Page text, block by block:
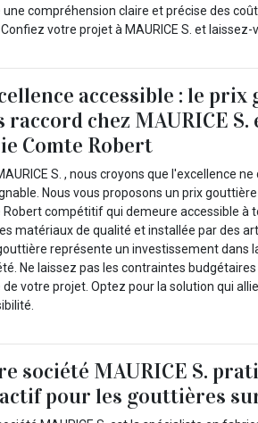
une compréhension claire et précise des
votre projet à MAURICE S. et laissez-
accessible : le
raccord chez MAURICE
Comte Robert
S. , nous croyons que l'excellence
Nous vous proposons un prix
Robert compétitif qui demeure accessible à
matériaux de qualité et installée par des
représente un investissement dans
Ne laissez pas les contraintes
de votre projet. Optez pour la solution qui
société MAURICE S.
pour les gouttières